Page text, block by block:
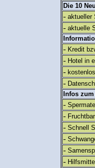
Die 10
- aktueller
- aktuelle
- Kredit
- Hotel in
-
-
Infos
-
-
- Schnell
-
-
-